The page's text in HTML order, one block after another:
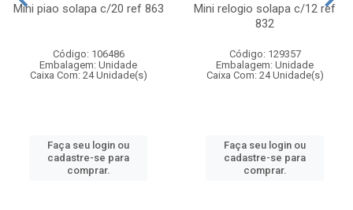
Mini piao solapa c/20 ref 863
Código: 106486
Embalagem: Unidade
Caixa Com: 24 Unidade(s)
Faça seu login ou
cadastre-se para
comprar.
Mini relogio solapa c/12 ref
832
Código: 129357
Embalagem: Unidade
Caixa Com: 24 Unidade(s)
Faça seu login ou
cadastre-se para
comprar.